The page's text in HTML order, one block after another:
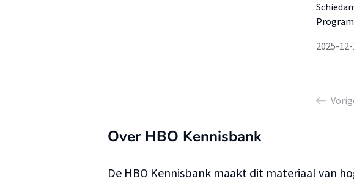
2025-
Over HBO Kennisbank
De HBO Kennisbank maakt dit materiaal van